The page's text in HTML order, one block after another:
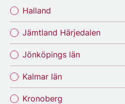
Halland
Jämtland Härjedalen
Jönköpings län
Kalmar län
Kronoberg